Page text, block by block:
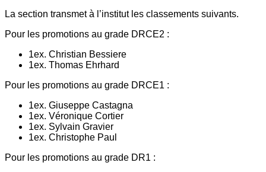
La section transmet à l’institut les classements suivants.
Pour les promotions au grade DRCE2 :
1ex. Christian Bessiere
1ex. Thomas Ehrhard
Pour les promotions au grade DRCE1 :
1ex. Giuseppe Castagna
1ex. Véronique Cortier
1ex. Sylvain Gravier
1ex. Christophe Paul
Pour les promotions au grade DR1 :